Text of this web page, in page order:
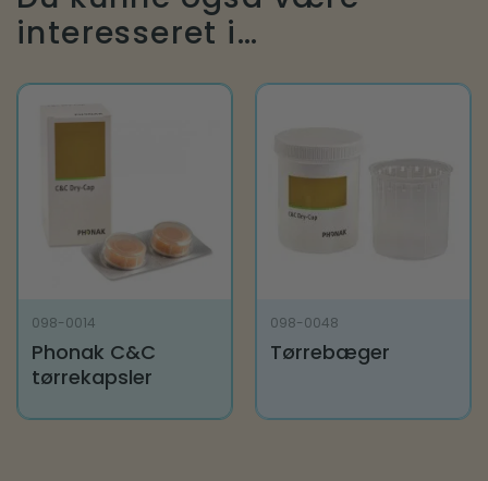
interesseret i…
098-0014
Phonak C&C
tørrekapsler
098-0048
Tørrebæger